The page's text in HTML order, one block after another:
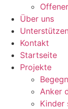
Über uns
Kontakt
Startseite
Projekte
Anker
Kinder